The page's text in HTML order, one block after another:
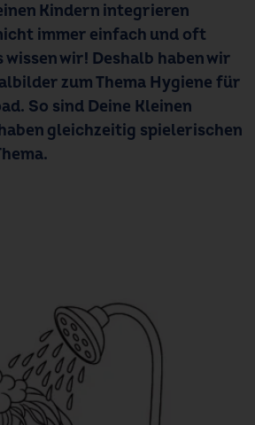
Kindern integrieren
immer einfach und oft
wir! Deshalb haben wir
zum Thema Hygiene für
So sind Deine Kleinen
gleichzeitig spielerischen